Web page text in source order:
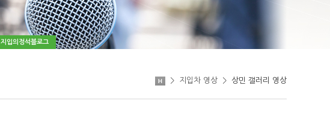
지입의정석블로그
> 지입차 영상 > 상민 갤러리 영상